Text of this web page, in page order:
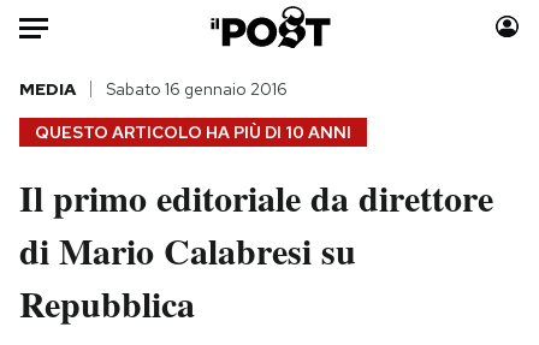
Auto
HOME
Italia
Politica
Tecnologia
Moda
Consumismi
QUESTO ARTICOLO HA PIÙ DI 10 ANNI
MEDIA Sabato 16 gennaio 2016
Il primo editoriale da direttore
di Mario Calabresi su
Repubblica